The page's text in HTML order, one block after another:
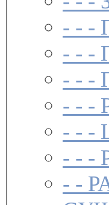
- - -
- - -
- - -
- - -
- - -
- - -
- -